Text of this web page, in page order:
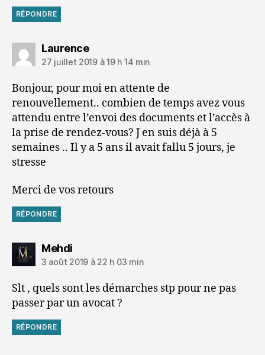
RÉPONDRE
Laurencedit :
27 juillet 2019 à 19 h 14 min
Bonjour, pour moi en attente de
renouvellement.. combien de temps avez vous
attendu entre l’envoi des documents et l’accès à
la prise de rendez-vous? J en suis déjà à 5
semaines .. Il y a 5 ans il avait fallu 5 jours, je
stresse
Merci de vos retours
RÉPONDRE
Mehdidit :
3 août 2019 à 22 h 03 min
Slt , quels sont les démarches stp pour ne pas
passer par un avocat ?
RÉPONDRE